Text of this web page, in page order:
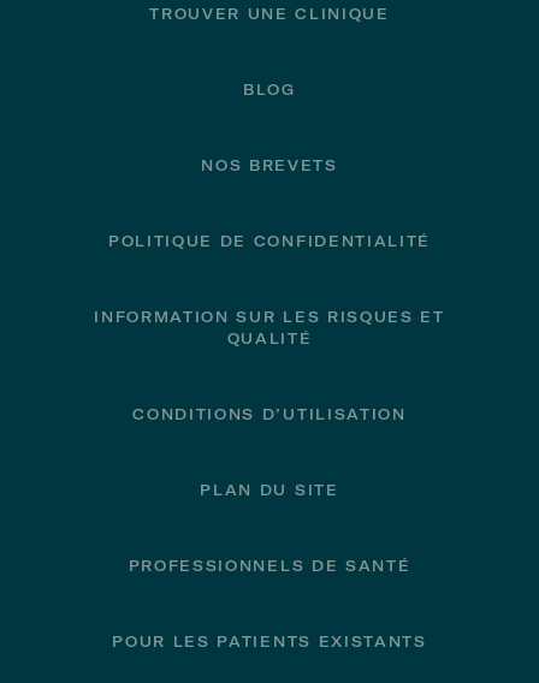
TROUVER UNE CLINIQUE
BLOG
NOS BREVETS
POLITIQUE DE CONFIDENTIALITÉ
INFORMATION SUR LES RISQUES ET
QUALITÉ
CONDITIONS D’UTILISATION
PLAN DU SITE
PROFESSIONNELS DE SANTÉ
POUR LES PATIENTS EXISTANTS